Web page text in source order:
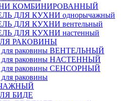
КОМБИНИРОВАННЫЙ
ДЛЯ КУХНИ однорычажный
ДЛЯ КУХНИ вентельный
ДЛЯ КУХНИ настенный
РАКОВИНЫ
для раковины ВЕНТЕЛЬНЫЙ
для раковины НАСТЕННЫЙ
для раковины СЕНСОРНЫЙ
раковины
БИДЕ